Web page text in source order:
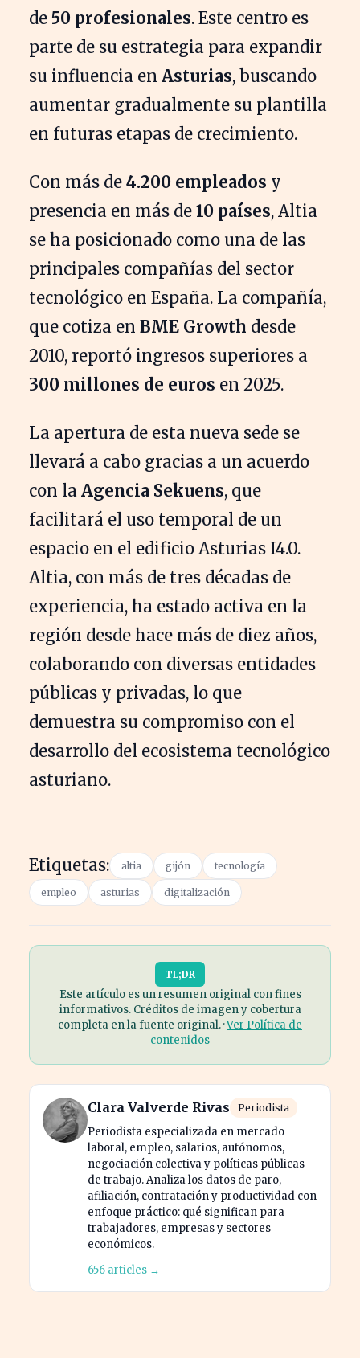
de 50 profesionales. Este centro es
parte de su estrategia para expandir
su influencia en Asturias, buscando
aumentar gradualmente su plantilla
en futuras etapas de crecimiento.
Con más de 4.200 empleados y
presencia en más de 10 países, Altia
se ha posicionado como una de las
principales compañías del sector
tecnológico en España. La compañía,
que cotiza en BME Growth desde
2010, reportó ingresos superiores a
300 millones de euros en 2025.
La apertura de esta nueva sede se
llevará a cabo gracias a un acuerdo
con la Agencia Sekuens, que
facilitará el uso temporal de un
espacio en el edificio Asturias I4.0.
Altia, con más de tres décadas de
experiencia, ha estado activa en la
región desde hace más de diez años,
colaborando con diversas entidades
públicas y privadas, lo que
demuestra su compromiso con el
desarrollo del ecosistema tecnológico
asturiano.
Etiquetas: altia gijón tecnología
empleo asturias digitalización
TL;DR
Este artículo es un resumen original con fines
informativos. Créditos de imagen y cobertura
completa en la fuente original. ·Ver Política de
contenidos
Clara Valverde Rivas Periodista
Periodista especializada en mercado
laboral, empleo, salarios, autónomos,
negociación colectiva y políticas públicas
de trabajo. Analiza los datos de paro,
afiliación, contratación y productividad con
enfoque práctico: qué significan para
trabajadores, empresas y sectores
económicos.
656 articles →